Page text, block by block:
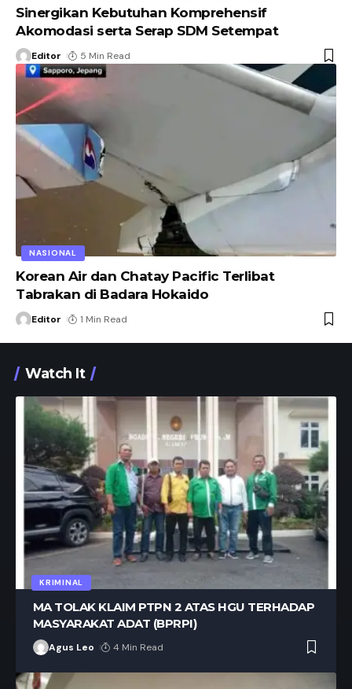
Sinergikan Kebutuhan Komprehensif
Akomodasi serta Serap SDM Setempat
Editor 5 Min Read
NASIONAL
Korean Air dan Chatay Pacific Terlibat
Tabrakan di Badara Hokaido
Editor 1 Min Read
Watch It
KRIMINAL
MA TOLAK KLAIM PTPN 2 ATAS HGU TERHADAP
MASYARAKAT ADAT (BPRPI)
Agus Leo 4 Min Read